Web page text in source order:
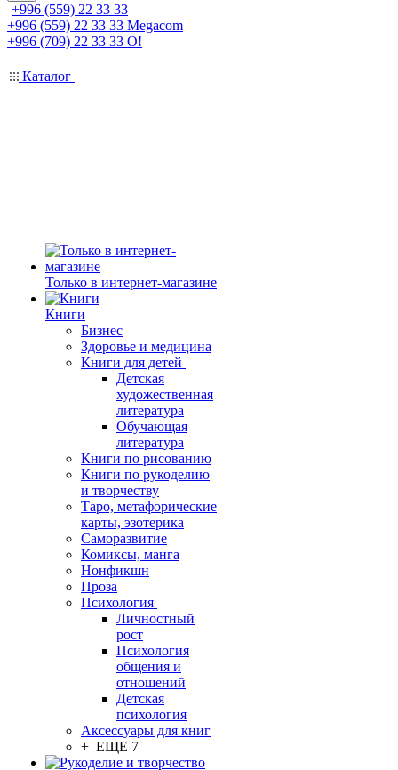
+996 (559) 22 33 33
+996 (559) 22 33 33 Megacom
+996 (709) 22 33 33 O!
Каталог
Только в интернет-магазине
Книги
Бизнес
Здоровье и медицина
Книги для детей
Детская
художественная
литература
Обучающая
литература
Книги по рисованию
Книги по рукоделию
и творчеству
Таро, метафорические
карты, эзотерика
Саморазвитие
Комиксы, манга
Нонфикшн
Проза
Психология
Личностный
рост
Психология
общения и
отношений
Детская
психология
Аксессуары для книг
+ ЕЩЕ 7